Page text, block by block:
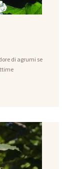
di agrumi se